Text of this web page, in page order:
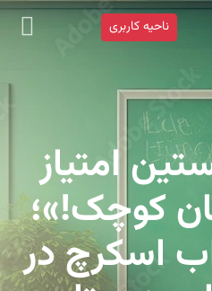
ناحیه کاربری
امتیاز
کوچک!»؛
اسکرچ در